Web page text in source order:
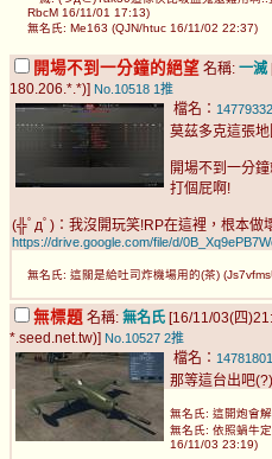
RbcM 16/11/01 17:13)
無名氏: Me163 (QJN/htuc 16/11/02 22:37)
開場不到一分鐘的絕望 名稱: 一滅
180.206.*.*)] No.10518 1推
檔名：
莫茲多克這張
開場不到一分
打個屁啊!
(╬ﾟдﾟ)：我沒開玩笑!RP在這裡，根本做
https://drive.google.com/file/d/
無名氏: 這關是給吐司炸機場用的(茶)
無標題 名稱: 無名氏 [16/11/03(四
*.seed.net.tw)] No.10527 2推
檔名：
那等這台出吧(?)
無名氏: 這開炮會
無名氏: 依照蝸牛
16/11/03 23:19)